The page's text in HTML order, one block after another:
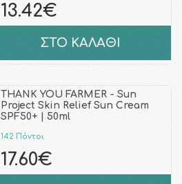
13.42€
ΣΤΟ ΚΑΛΑΘΙ
THANK YOU FARMER - Sun
Project Skin Relief Sun Cream
SPF50+ | 50ml
142 Πόντοι
17.60€